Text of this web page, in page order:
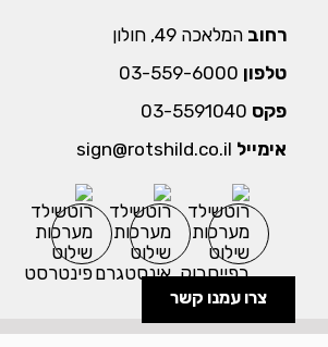
צרו עמנו קשר
רחוב המלאכה 49, חולון
טלפון 03-559-6000
פקס 03-5591040
אימייל sign@rotshild.co.il